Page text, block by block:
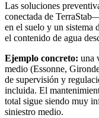
Las soluciones
conectada de
en el suelo y un sistema
el contenido de agua
Ejemplo concreto: una
medio (Essonne,
de supervisión y
incluida. El
total sigue siendo muy
siniestro medio.